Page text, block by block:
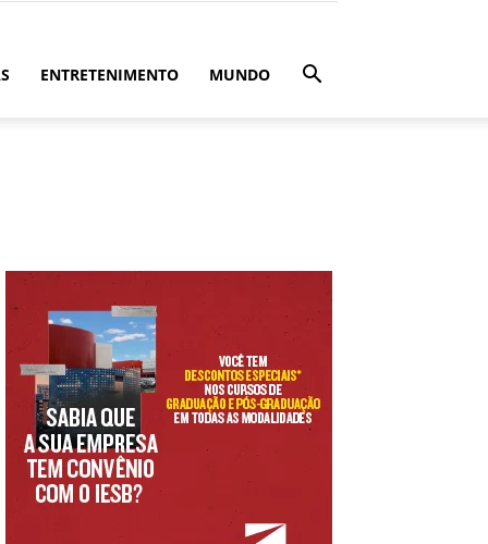
ENTRETENIMENTO MUNDO